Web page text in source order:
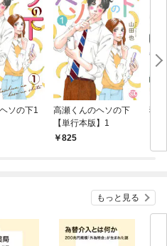
ソの下1
高瀬くんのヘソの下
【単行本版】1
825
猫
もっと見る